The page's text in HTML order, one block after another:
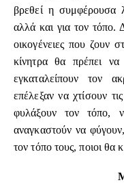
βρεθεί η συμφέρουσα
αλλά και για τον τόπο.
οικογένειες που ζουν
κίνητρα θα πρέπει
εγκαταλείπουν τον
επέλεξαν να χτίσουν
φυλάξουν τον τόπο,
αναγκαστούν να
τον τόπο τους, ποιοι θα